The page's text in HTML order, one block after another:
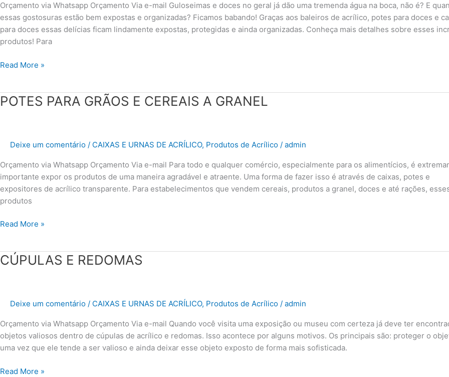
Orçamento via Whatsapp Orçamento Via e-mail Guloseimas e doces no geral já dão uma tremenda água na boca, não é? E
essas gostosuras estão bem expostas e organizadas? Ficamos babando! Graças aos baleiros de acrílico, potes para doces e
para doces essas delícias ficam lindamente expostas, protegidas e ainda organizadas. Conheça mais detalhes sobre esses
produtos! Para
Read More »
POTES PARA GRÃOS E CEREAIS A GRANEL
Deixe um comentário / CAIXAS E URNAS DE ACRÍLICO, Produtos de Acrílico / admin
Orçamento via Whatsapp Orçamento Via e-mail Para todo e qualquer comércio, especialmente para os alimentícios, é
importante expor os produtos de uma maneira agradável e atraente. Uma forma de fazer isso é através de caixas, potes e
expositores de acrílico transparente. Para estabelecimentos que vendem cereais, produtos a granel, doces e até rações,
produtos
POTES
CEREAIS
GRANEL
Read More »
CÚPULAS E REDOMAS
Deixe um comentário / CAIXAS E URNAS DE ACRÍLICO, Produtos de Acrílico / admin
Orçamento via Whatsapp Orçamento Via e-mail Quando você visita uma exposição ou museu com certeza já deve ter
objetos valiosos dentro de cúpulas de acrílico e redomas. Isso acontece por alguns motivos. Os principais são: proteger o
uma vez que ele tende a ser valioso e ainda deixar esse objeto exposto de forma mais sofisticada.
CÚPULAS
Read More »